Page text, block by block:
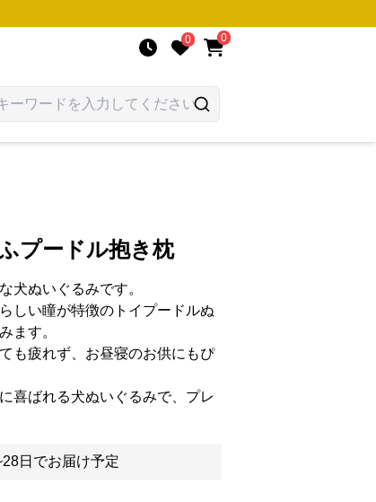
0 0
プードル抱き枕
犬ぬいぐるみです。
しい瞳が特徴のトイプードルぬ
ます。
も疲れず、お昼寝のお供にもぴ
喜ばれる犬ぬいぐるみで、プレ
日でお届け予定